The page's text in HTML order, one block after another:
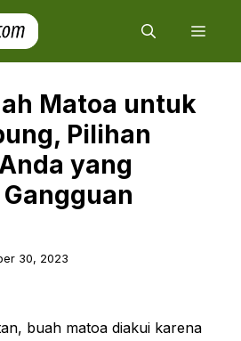
Matoa untuk
Pilihan
yang
30, 2023
buah matoa diakui karena